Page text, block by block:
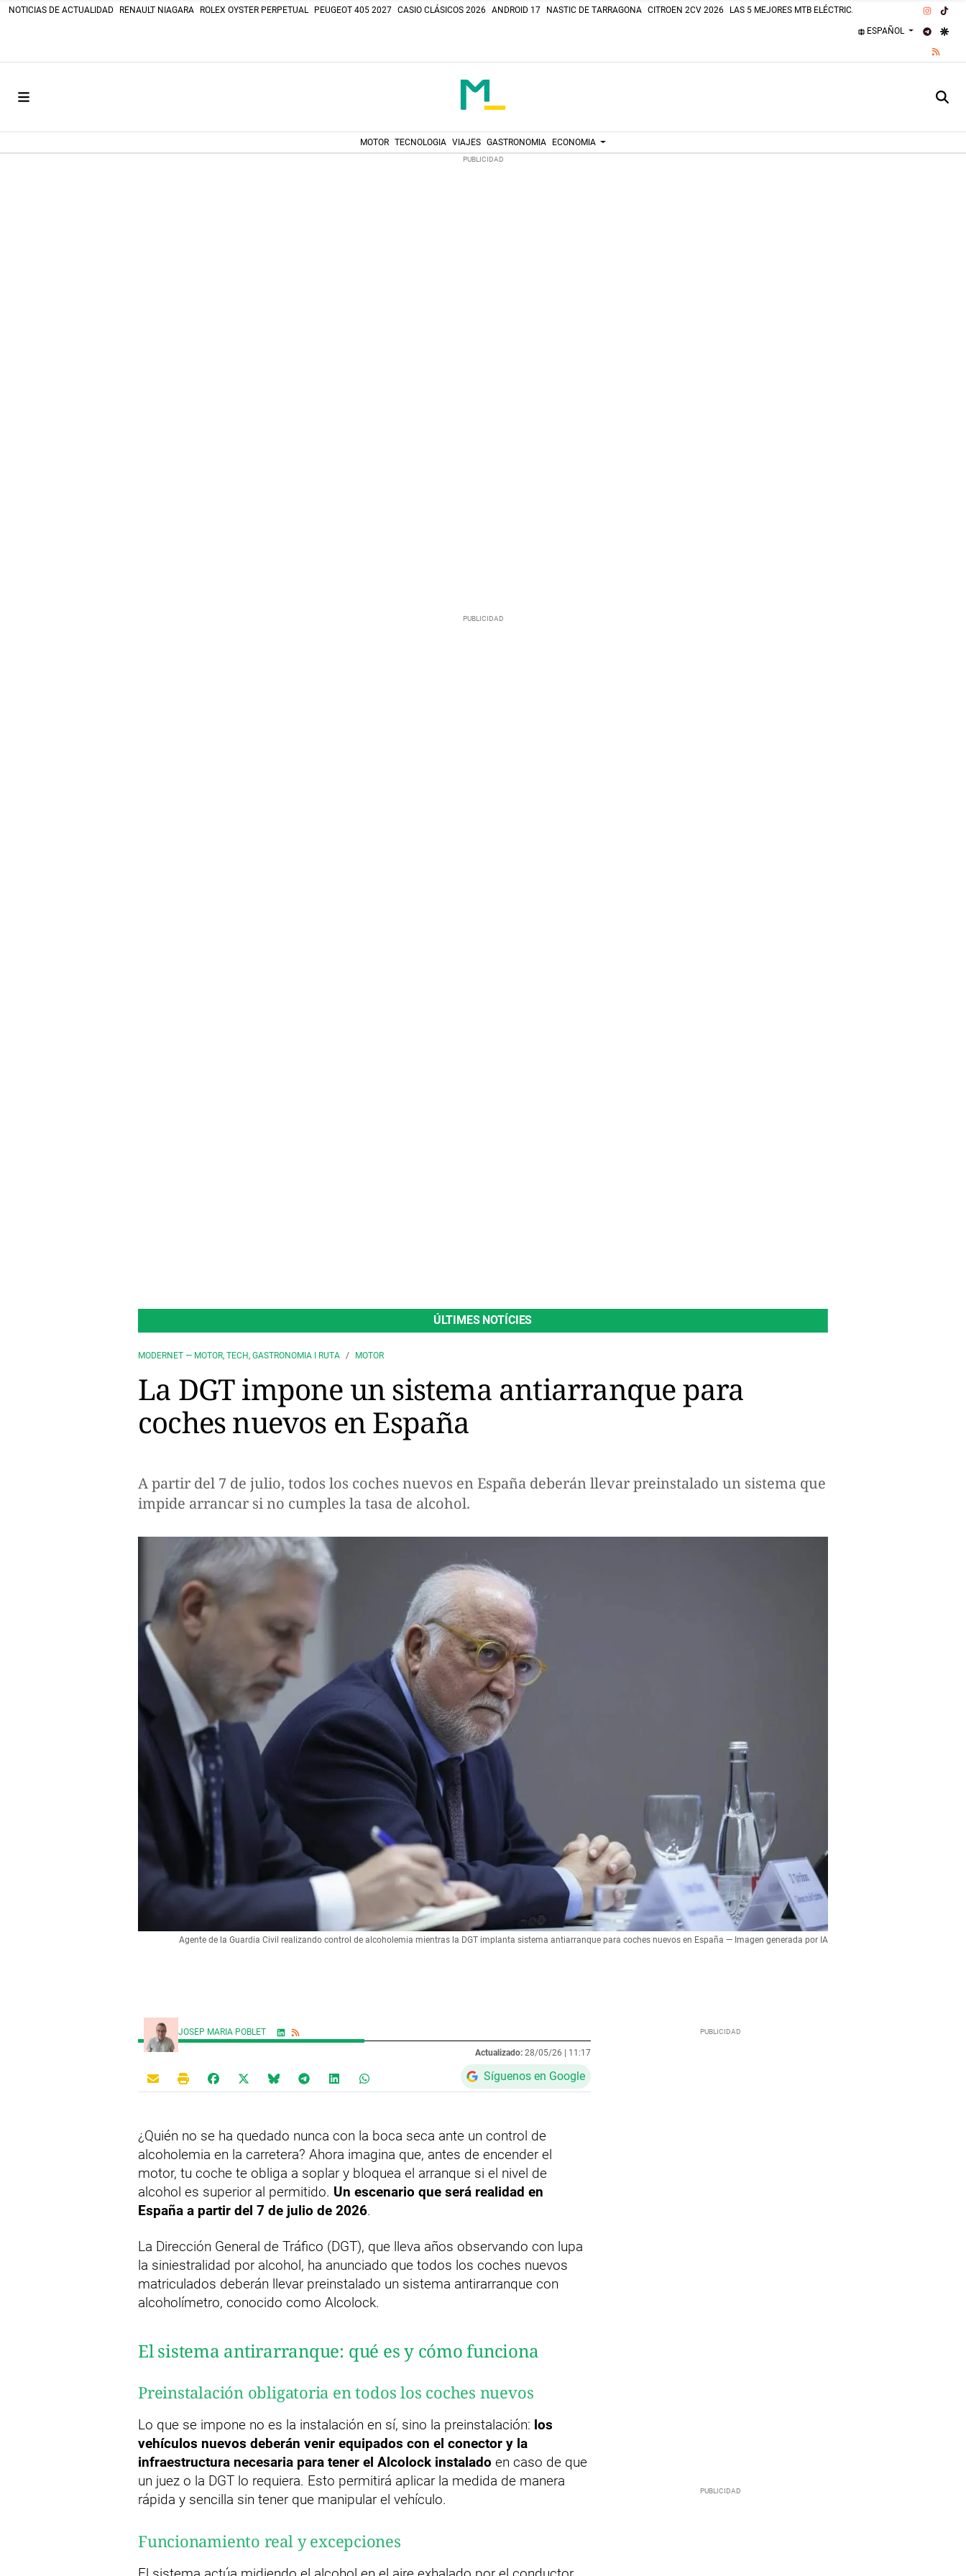
NOTICIAS DE ACTUALIDAD RENAULT NIAGARA ROLEX OYSTER PERPETUAL PEUGEOT 405 2027 CASIO CLÁSICOS 2026 ANDROID 17 NASTIC DE TARRAGONA CITROEN 2CV 2026 LAS 5 MEJORES MTB ELÉCTRICAS 2026 PLAJAS PERROS
ESPAÑOL
RSS
MOTOR TECNOLOGIA VIAJES GASTRONOMIA ECONOMIA
ÚLTIMES NOTÍCIES
MODERNET — MOTOR, TECH, GASTRONOMIA I RUTA MOTOR
La DGT impone un sistema antiarranque para
coches nuevos en España
A partir del 7 de julio, todos los coches nuevos en España deberán llevar preinstalado un sistema que
impide arrancar si no cumples la tasa de alcohol.
Agente de la Guardia Civil realizando control de alcoholemia mientras la DGT implanta sistema antiarranque para coches nuevos en España — Imagen generada por IA
JOSEP MARIA POBLET
Actualizado: 28/05/26 | 11:17
Síguenos en Google
¿Quién no se ha quedado nunca con la boca seca ante un control de
alcoholemia en la carretera? Ahora imagina que, antes de encender el
motor, tu coche te obliga a soplar y bloquea el arranque si el nivel de
alcohol es superior al permitido. Un escenario que será realidad en
España a partir del 7 de julio de 2026.
La Dirección General de Tráfico (DGT), que lleva años observando con lupa
la siniestralidad por alcohol, ha anunciado que todos los coches nuevos
matriculados deberán llevar preinstalado un sistema antirarranque con
alcoholímetro, conocido como Alcolock.
El sistema antirarranque: qué es y cómo funciona
Preinstalación obligatoria en todos los coches nuevos
Lo que se impone no es la instalación en sí, sino la preinstalación: los
vehículos nuevos deberán venir equipados con el conector y la
infraestructura necesaria para tener el Alcolock instalado en caso de que
un juez o la DGT lo requiera. Esto permitirá aplicar la medida de manera
rápida y sencilla sin tener que manipular el vehículo.
Funcionamiento real y excepciones